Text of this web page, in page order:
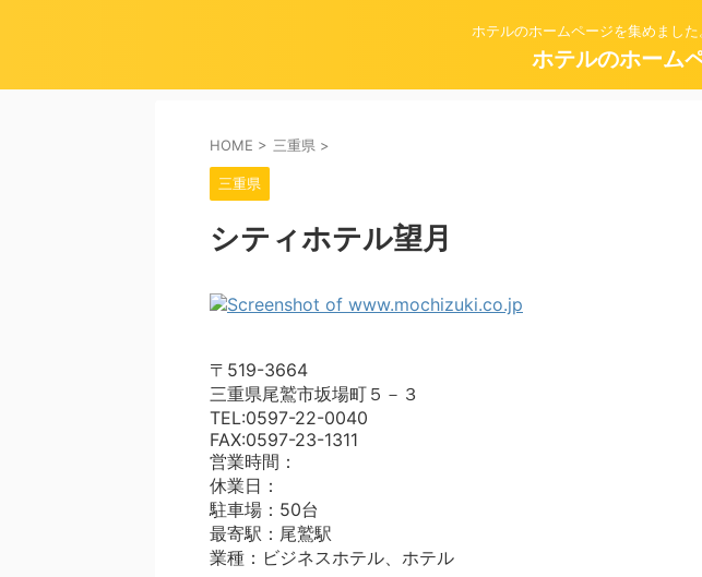
ホテルのホームページを集めまし
ホテルのホーム
HOME > 三重県 >
三重県
シティホテル望月
〒519-3664
三重県尾鷲市坂場町５－３
TEL:0597-22-0040
FAX:0597-23-1311
営業時間：
休業日：
駐車場：50台
最寄駅：尾鷲駅
業種：ビジネスホテル、ホテル